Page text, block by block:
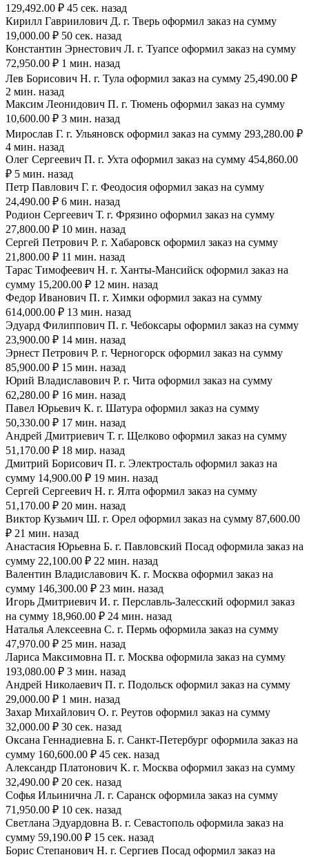
129,492.00 ₽ 45 сек. назад
Кирилл Гавриилович Д. г. Тверь оформил заказ на сумму
19,000.00 ₽ 50 сек. назад
Константин Эрнестович Л. г. Туапсе оформил заказ на сумму
72,950.00 ₽ 1 мин. назад
Лев Борисович Н. г. Тула оформил заказ на сумму 25,490.00 ₽
2 мин. назад
Максим Леонидович П. г. Тюмень оформил заказ на сумму
10,600.00 ₽ 3 мин. назад
Мирослав Г. г. Ульяновск оформил заказ на сумму 293,280.00 ₽
4 мин. назад
Олег Сергеевич П. г. Ухта оформил заказ на сумму 454,860.00
₽ 5 мин. назад
Петр Павлович Г. г. Феодосия оформил заказ на сумму
24,490.00 ₽ 6 мин. назад
Родион Сергеевич Т. г. Фрязино оформил заказ на сумму
27,800.00 ₽ 10 мин. назад
Сергей Петрович Р. г. Хабаровск оформил заказ на сумму
21,800.00 ₽ 11 мин. назад
Тарас Тимофеевич Н. г. Ханты-Мансийск оформил заказ на
сумму 15,200.00 ₽ 12 мин. назад
Федор Иванович П. г. Химки оформил заказ на сумму
614,000.00 ₽ 13 мин. назад
Эдуард Филиппович П. г. Чебоксары оформил заказ на сумму
23,900.00 ₽ 14 мин. назад
Эрнест Петрович Р. г. Черногорск оформил заказ на сумму
85,900.00 ₽ 15 мин. назад
Юрий Владиславович Р. г. Чита оформил заказ на сумму
62,280.00 ₽ 16 мин. назад
Павел Юрьевич К. г. Шатура оформил заказ на сумму
50,330.00 ₽ 17 мин. назад
Андрей Дмитриевич Т. г. Щелково оформил заказ на сумму
51,170.00 ₽ 18 мир. назад
Дмитрий Борисович П. г. Электросталь оформил заказ на
сумму 14,900.00 ₽ 19 мин. назад
Сергей Сергеевич Н. г. Ялта оформил заказ на сумму
51,170.00 ₽ 20 мин. назад
Виктор Кузьмич Ш. г. Орел оформил заказ на сумму 87,600.00
₽ 21 мин. назад
Анастасия Юрьевна Б. г. Павловский Посад оформила заказ на
сумму 22,100.00 ₽ 22 мин. назад
Валентин Владиславович К. г. Москва оформил заказ на
сумму 146,300.00 ₽ 23 мин. назад
Игорь Дмитриевич И. г. Перславль-Залесский оформил заказ
на сумму 18,960.00 ₽ 24 мин. назад
Наталья Алексеевна С. г. Пермь оформила заказ на сумму
47,970.00 ₽ 25 мин. назад
Лариса Максимовна П. г. Москва оформила заказ на сумму
193,080.00 ₽ 3 мин. назад
Андрей Николаевич П. г. Подольск оформил заказ на сумму
29,000.00 ₽ 1 мин. назад
Захар Михайлович О. г. Реутов оформил заказ на сумму
32,000.00 ₽ 30 сек. назад
Оксана Геннадиевна Б. г. Санкт-Петербург оформила заказ на
сумму 160,600.00 ₽ 45 сек. назад
Александр Платонович К. г. Москва оформил заказ на сумму
32,490.00 ₽ 20 сек. назад
Софья Ильинична Л. г. Саранск оформила заказ на сумму
71,950.00 ₽ 10 сек. назад
Светлана Эдуардовна В. г. Севастополь оформила заказ на
сумму 59,190.00 ₽ 15 сек. назад
Борис Степанович Н. г. Сергиев Посад оформил заказ на